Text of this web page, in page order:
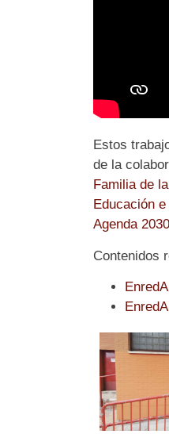
Estos
de la
Familia de
Educación e
Agenda
Contenidos